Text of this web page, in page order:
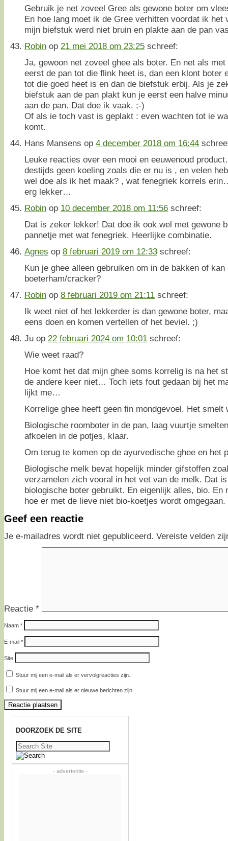
Gebruik je net zoveel Gree als gewone boter om
En hoe lang moet ik de Gree verhitten voordat ik het
mijn biefstuk werd niet bruin en plakte aan de pan
Robin op 21 mei 2018 om 23:25 schreef:
Ja, gewoon net zoveel ghee als boter. En net als
eerst de pan tot die flink heet is, dan een klont boter
tot die goed heet is en dan de biefstuk erbij. Als je
biefstuk aan de pan plakt kun je eerst een halve
aan de pan. Dat doe ik vaak. ;-)
Of als ie toch vast is geplakt : even wachten tot ie
komt.
Hans Mansens op 4 december 2018 om 16:44
Leuke reacties over een mooi en eeuwenoud
destijds geen koeling zoals die er nu is , en velen
wel doe als ik het maak? , wat fenegriek korrels
erg lekker…
Robin op 10 december 2018 om 11:56 schreef:
Dat is zeker lekker! Dat doe ik ook wel met gewone
pannetje met wat fenegriek. Heerlijke combinatie.
Agnes op 8 februari 2019 om 12:33 schreef:
Kun je ghee alleen gebruiken om in de bakken of kan
boeterham/cracker?
Robin op 8 februari 2019 om 21:11 schreef:
Ik weet niet of het lekkerder is dan gewone boter,
eens doen en komen vertellen of het beviel. ;)
Ju op 22 februari 2024 om 10:01 schreef:
Wie weet raad?
Hoe komt het dat mijn ghee soms korrelig is na het
de andere keer niet… Toch iets fout gedaan bij het
lijkt me…
Korrelige ghee heeft geen fin mondgevoel. Het smelt
Biologische roomboter in de pan, laag vuurtje
afkoelen in de potjes, klaar.
Om terug te komen op de ayurvedische ghee en het
Biologische melk bevat hopelijk minder gifstoffen
verzamelen zich vooral in het vet van de melk. Dat
biologische boter gebruikt. En eigenlijk alles, bio. En
hoe er met de lieve niet bio-koetjes wordt omgegaan.
Geef een reactie
Je e-mailadres wordt niet gepubliceerd. Vereiste velden
Reactie *
Naam *
E-mail *
Site
Stuur mij een e-mail als er vervolgreacties zijn.
Stuur mij een e-mail als er nieuwe berichten zijn.
DOORZOEK DE SITE
Zoeken
naar:
- advertentie -